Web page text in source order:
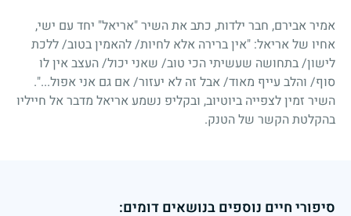
אמיר אבירם, חבר ילדות, כתב את השיר "אריאל" יחד עם ישי,
אחיו של אריאל: "אין ברירה אלא לחיות/ להאמין בטוב/ ללכת
לישון/ בתחושה שעשיתי הכי טוב/ שאני יכול/ העצב אין לו
סוף/ והלב עייף מאוד/ אבל זה לא יעזור/ אם גם אני אפול...".
השיר זמין לצפייה ביוטיוב, ובקליפ נשמע אריאל מדבר אל חייליו
בהקלטת הקשר של הטנק.
סיפורי חיים נוספים בנושאים דומים: